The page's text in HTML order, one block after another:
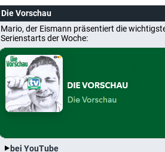
Die Vorschau
Mario, der Eismann präsentiert die
Serienstarts der Woche:
bei YouTube